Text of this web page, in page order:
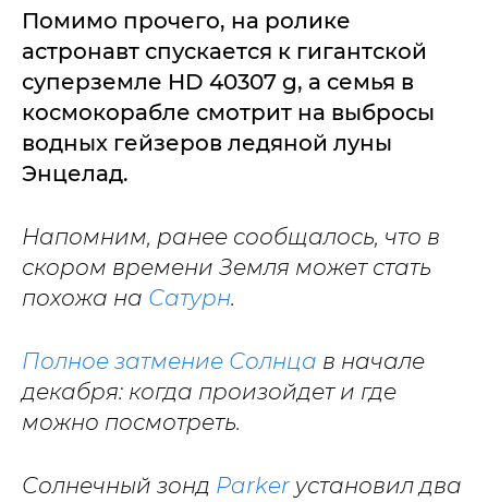
Помимо прочего, на ролике
астронавт спускается к гигантской
суперземле HD 40307 g, а семья в
космокорабле смотрит на выбросы
водных гейзеров ледяной луны
Энцелад.
Напомним, ранее сообщалось, что в
скором времени Земля может стать
похожа на Сатурн.
Полное затмение Солнца в начале
декабря: когда произойдет и где
можно посмотреть.
Солнечный зонд Parker установил два